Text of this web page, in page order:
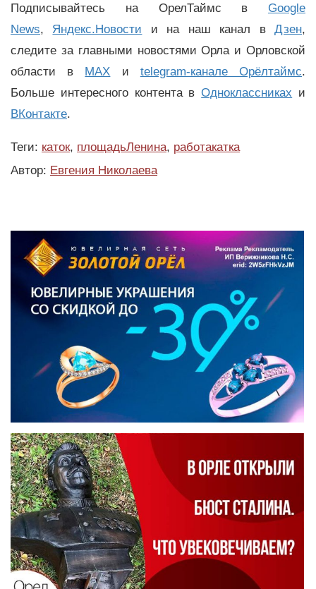
Подписывайтесь на ОрелТаймс в Google
News, Яндекс.Новости и на наш канал вДзен,
следите за главными новостями Орла и Орловской
области в MAX и telegram-канале Орёлтаймс.
Больше интересного контента вОдноклассниках и
ВКонтакте.
Теги: каток, площадьЛенина, работакатка
Автор: Евгения Николаева